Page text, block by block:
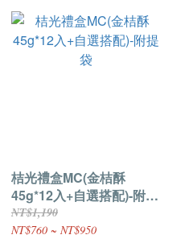
桔光禮盒MC(金桔酥
45g*12入+自選搭配)-附提
袋
NT$1,190
NT$760 ~ NT$950